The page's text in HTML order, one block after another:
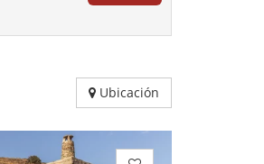
Ubicación